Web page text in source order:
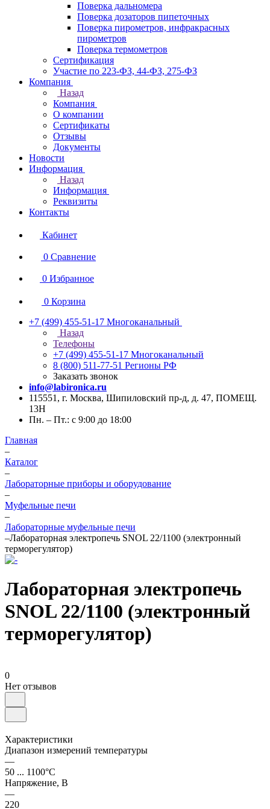
Поверка дальномера
Поверка дозаторов пипеточных
Поверка пирометров, инфракрасных
пирометров
Поверка термометров
Сертификация
Участие по 223-ФЗ, 44-ФЗ, 275-ФЗ
Компания
Назад
Компания
О компании
Сертификаты
Отзывы
Документы
Новости
Информация
Назад
Информация
Реквизиты
Контакты
Кабинет
0 Сравнение
0 Избранное
0 Корзина
+7 (499) 455-51-17 Многоканальный
Назад
Телефоны
+7 (499) 455-51-17 Многоканальный
8 (800) 511-77-51 Регионы РФ
Заказать звонок
info@labironica.ru
115551, г. Москва, Шипиловский пр-д, д. 47, ПОМЕЩ.
13Н
Пн. – Пт.: с 9:00 до 18:00
Главная
–
Каталог
–
Лабораторные приборы и оборудование
–
Муфельные печи
–
Лабораторные муфельные печи
–Лабораторная электропечь SNOL 22/1100 (электронный
терморегулятор)
Лабораторная электропечь
SNOL 22/1100 (электронный
терморегулятор)
0
Нет отзывов
Характеристики
Диапазон измерений температуры
—
50 ... 1100°С
Напряжение, В
—
220